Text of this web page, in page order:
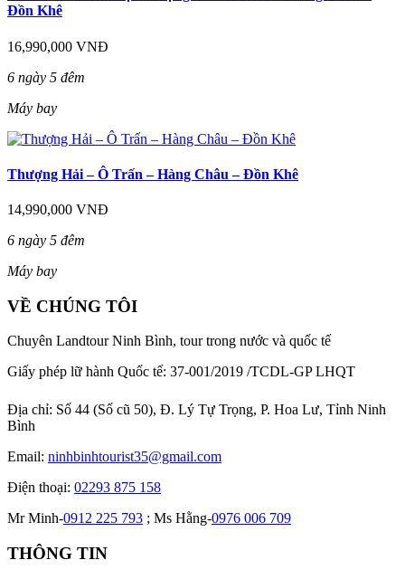
Đồn Khê
16,990,000 VNĐ
6 ngày 5 đêm
Máy bay
Thượng Hải – Ô Trấn – Hàng Châu – Đồn Khê
14,990,000 VNĐ
6 ngày 5 đêm
Máy bay
VỀ CHÚNG TÔI
Chuyên Landtour Ninh Bình, tour trong nước và quốc tế
Giấy phép lữ hành Quốc tế: 37-001/2019 /TCDL-GP LHQT
Địa chỉ: Số 44 (Số cũ 50), Đ. Lý Tự Trọng, P. Hoa Lư, Tỉnh Ninh
Bình
Email: ninhbinhtourist35@gmail.com
Điện thoại: 02293 875 158
Mr Minh-0912 225 793 ; Ms Hằng-0976 006 709
THÔNG TIN